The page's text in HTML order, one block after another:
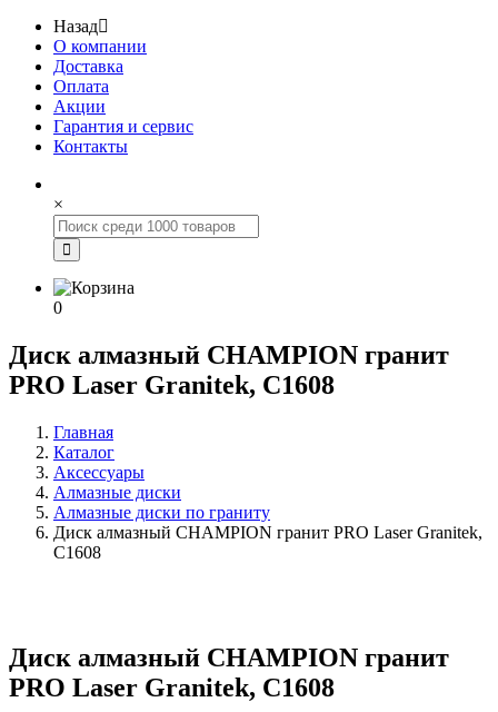
Назад
О компании
Доставка
Оплата
Акции
Гарантия и сервис
Контакты
×
0
Диск алмазный CHAMPION гранит
PRO Laser Granitek, С1608
Главная
Каталог
Аксессуары
Алмазные диски
Алмазные диски по граниту
Диск алмазный CHAMPION гранит PRO Laser Granitek,
С1608
Диск алмазный CHAMPION гранит
PRO Laser Granitek, С1608